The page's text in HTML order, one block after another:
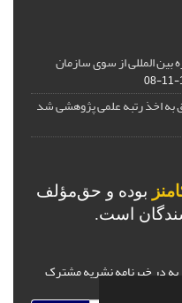
بین المللی از سوی سازمان
به اخذ رتبه علمی پژوهشی شد
بوده و حق‌مؤلف
است.
در خبرنامه نشریه مشترک